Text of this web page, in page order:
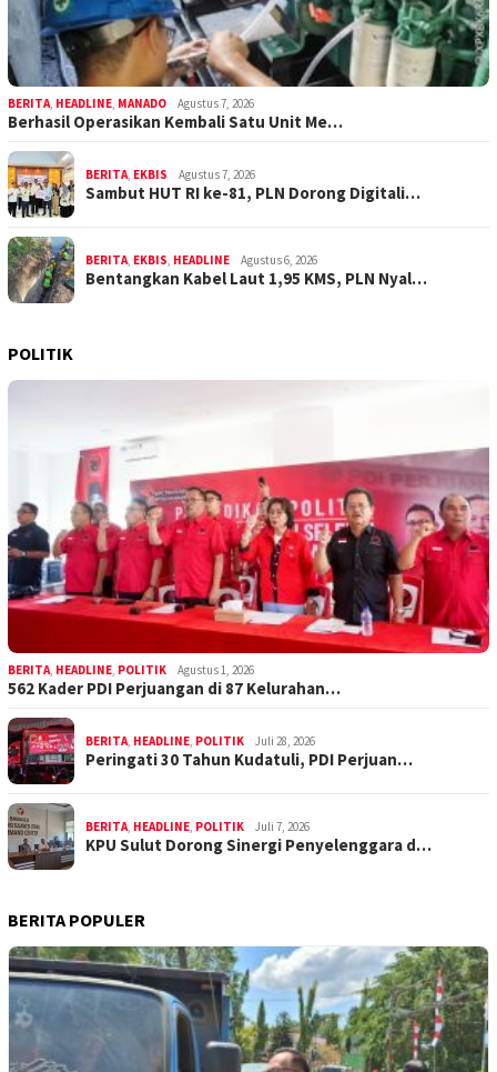
BERITA HEADLINE MANADO Agustus 7, 2026
Berhasil Operasikan Kembali Satu Unit Me…
BERITA EKBIS Agustus 7, 2026
Sambut HUT RI ke-81, PLN Dorong Digitali…
BERITA EKBIS HEADLINE Agustus 6, 2026
Bentangkan Kabel Laut 1,95 KMS, PLN Nyal…
POLITIK
BERITA HEADLINE POLITIK Agustus 1, 2026
562 Kader PDI Perjuangan di 87 Kelurahan…
BERITA HEADLINE POLITIK Juli 28, 2026
Peringati 30 Tahun Kudatuli, PDI Perjuan…
BERITA HEADLINE POLITIK Juli 7, 2026
KPU Sulut Dorong Sinergi Penyelenggara d…
BERITA POPULER